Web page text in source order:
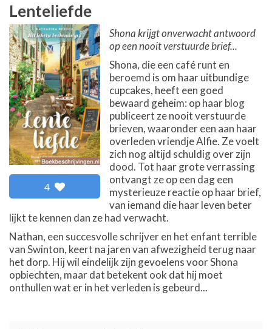
Lenteliefde
4
Shona krijgt onverwacht antwoord
op een nooit verstuurde brief...
Shona, die een café runt en
beroemd is om haar uitbundige
cupcakes, heeft een goed
bewaard geheim: op haar blog
publiceert ze nooit verstuurde
brieven, waaronder een aan haar
overleden vriendje Alfie. Ze voelt
zich nog altijd schuldig over zijn
dood. Tot haar grote verrassing
ontvangt ze op een dag een
mysterieuze reactie op haar brief,
van iemand die haar leven beter
lijkt te kennen dan ze had verwacht.
Nathan, een succesvolle schrijver en het enfant terrible
van Swinton, keert na jaren van afwezigheid terug naar
het dorp. Hij wil eindelijk zijn gevoelens voor Shona
opbiechten, maar dat betekent ook dat hij moet
onthullen wat er in het verleden is gebeurd...